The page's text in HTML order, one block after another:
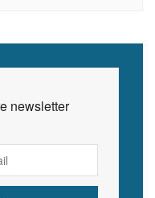
newsletter